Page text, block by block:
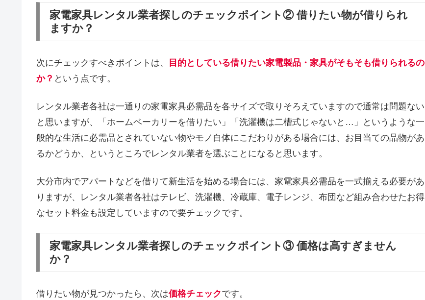
家電家具レンタル業者探しのチェックポイント② 借りたい物が借りられ
ますか？
次にチェックすべきポイントは、
目的としている借りたい家電製品・家具がそもそも借りられるの
か？ という点です。
レンタル業者各社は一通りの家電家具必需品を各サイズで取りそろえていますので通常は問題ない
と思いますが、「ホームベーカリーを借りたい」「洗濯機は二槽式じゃないと…」というような一
般的な生活に必需品とされていない物やモノ自体にこだわりがある場合には、お目当ての品物があ
るかどうか、というところでレンタル業者を選ぶことになると思います。
大分市内でアパートなどを借りて新生活を始める場合には、家電家具必需品を一式揃える必要があ
りますが、レンタル業者各社はテレビ、洗濯機、冷蔵庫、電子レンジ、布団など組み合わせたお得
なセット料金も設定していますので要チェックです。
家電家具レンタル業者探しのチェックポイント③ 価格は高すぎません
か？
借りたい物が見つかったら、次は価格チェックです。